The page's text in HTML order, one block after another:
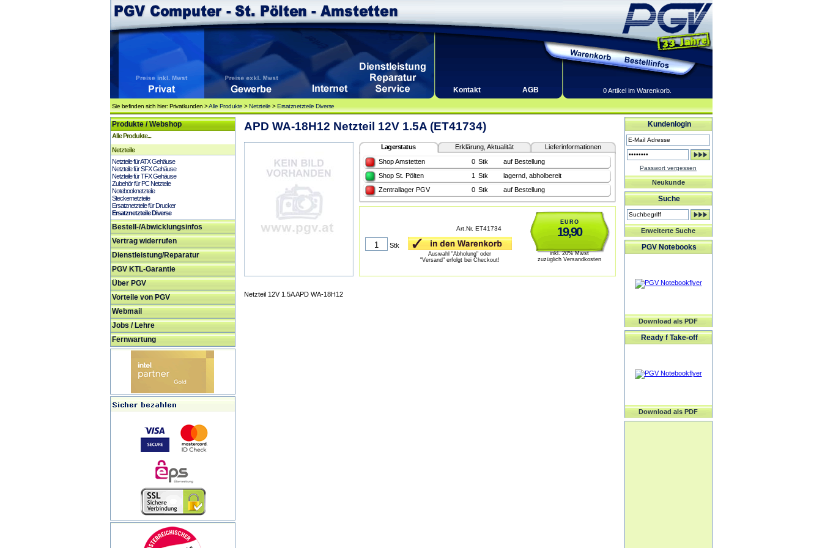
Kontakt AGB 0 Artikel im Warenkorb.
Sie befinden sich hier: Privatkunden >Alle Produkte >Netzteile >Ersatznetzteile Diverse
Produkte / Webshop
Alle Produkte...
Netzteile
Netzteile für ATX Gehäuse
Netzteile für SFX Gehäuse
Netzteile für TFX Gehäuse
Zubehör für PC Netzteile
Notebooknetzteile
Steckernetzteile
Ersatznetzteile für Drucker
Ersatznetzteile Diverse
Bestell-/Abwicklungsinfos
Vertrag widerrufen
Dienstleistung/Reparatur
PGV KTL-Garantie
Über PGV
Vorteile von PGV
Webmail
Jobs / Lehre
Fernwartung
APD WA-18H12 Netzteil 12V 1.5A (ET41734)
Lagerstatus Erklärung, Aktualität
Lieferinformationen
Shop Amstetten
0 Stk
auf Bestellung
Shop St. Pölten
1 Stk
lagernd, abholbereit
Zentrallager PGV
0 Stk auf Bestellung
EURO
19,90
inkl. 20% Mwst
zuzüglich Versandkosten
Art.Nr. ET41734
Stk
Auswahl "Abholung" oder
"Versand" erfolgt bei Checkout!
Netzteil 12V 1.5A APD WA-18H12
Kundenlogin
Passwort vergessen
Neukunde
Suche
Erweiterte Suche
PGV Notebooks
Download als PDF
Ready f Take-off
Download als PDF